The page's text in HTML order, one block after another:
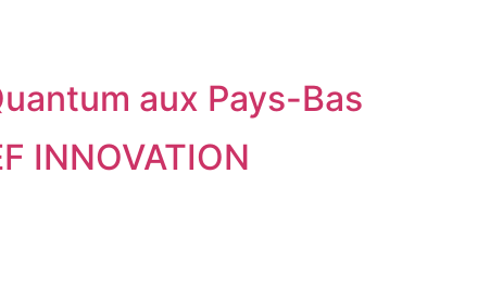
aux Pays-Bas
INNOVATION